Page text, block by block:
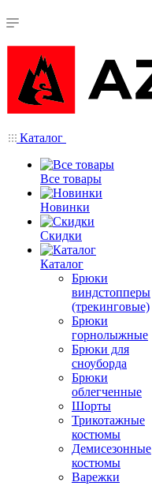
Каталог
Все товары
Новинки
Скидки
Каталог
Брюки
виндстопперы
(трекинговые)
Брюки
горнолыжные
Брюки для
сноуборда
Брюки
облегченные
Шорты
Трикотажные
костюмы
Демисезонные
костюмы
Варежки